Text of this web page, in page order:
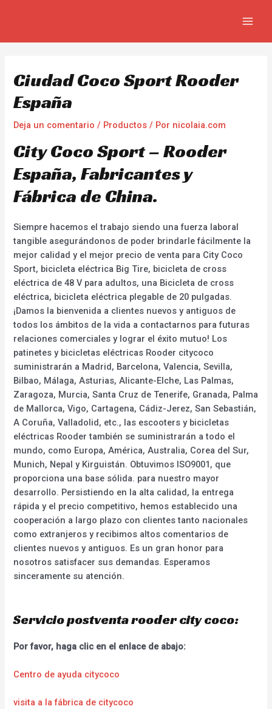
Ciudad Coco Sport Rooder
España
Deja un comentario / Productos / Por nicolaia.com
City Coco Sport – Rooder
España, Fabricantes y
Fábrica de China.
Siempre hacemos el trabajo siendo una fuerza laboral
tangible asegurándonos de poder brindarle fácilmente la
mejor calidad y el mejor precio de venta para City Coco
Sport, bicicleta eléctrica Big Tire, bicicleta de cross
eléctrica de 48 V para adultos, una Bicicleta de cross
eléctrica, bicicleta eléctrica plegable de 20 pulgadas.
¡Damos la bienvenida a clientes nuevos y antiguos de
todos los ámbitos de la vida a contactarnos para futuras
relaciones comerciales y lograr el éxito mutuo! Los
patinetes y bicicletas eléctricas Rooder citycoco
suministrarán a Madrid, Barcelona, Valencia, Sevilla,
Bilbao, Málaga, Asturias, Alicante-Elche, Las Palmas,
Zaragoza, Murcia, Santa Cruz de Tenerife, Granada, Palma
de Mallorca, Vigo, Cartagena, Cádiz-Jerez, San Sebastián,
A Coruña, Valladolid, etc., las escooters y bicicletas
eléctricas Rooder también se suministrarán a todo el
mundo, como Europa, América, Australia, Corea del Sur,
Munich, Nepal y Kirguistán. Obtuvimos ISO9001, que
proporciona una base sólida. para nuestro mayor
desarrollo. Persistiendo en la alta calidad, la entrega
rápida y el precio competitivo, hemos establecido una
cooperación a largo plazo con clientes tanto nacionales
como extranjeros y recibimos altos comentarios de
clientes nuevos y antiguos. Es un gran honor para
nosotros satisfacer sus demandas. Esperamos
sinceramente su atención.
Servicio postventa rooder city coco:
Por favor, haga clic en el enlace de abajo:
Centro de ayuda citycoco
visita a la fábrica de citycoco